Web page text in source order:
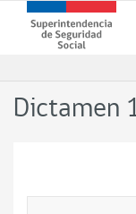
contenido
de
-
Dictamen